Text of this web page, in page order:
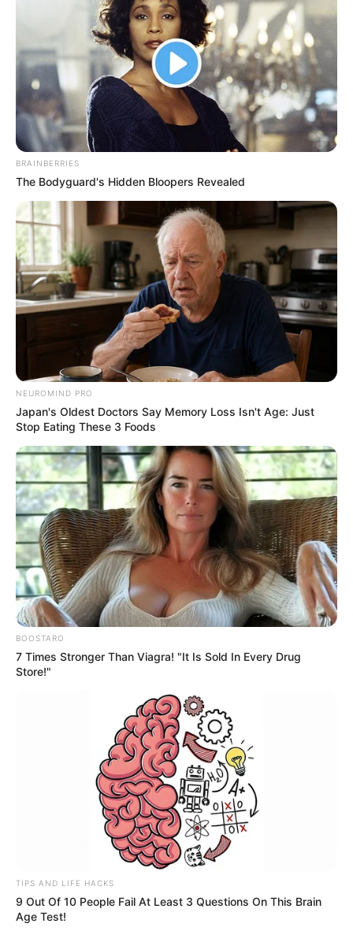
Προσθήκη τοnewstok.gr στην Google
Ανακαλύψτε περισσότερα άρθρα στα αποτελέσματα
αναζήτησης.
Το τελευταίο χρονικό διάστημα, το νέο στολίδι
του Παναθηναϊκού, στον Βοτανικό, αποκτά όλο
και περισσότερο μορφή. Όπως και ύψος. Με τις
αλλαγές να φαίνονται καθημερινά προφανώς.
Σημάδι της δουλειάς που γίνεται.
Παναθηναϊκός: Ψηλώνουν οι εξέδρες του νέου
στολιδιού στον Βοτανικό (vid)
Οπως αποτυπώνεται και από την εικόνα από το
εργοτάξιο, φαίνεται η σημαντική εξέλιξη των
έργων. Οι κατασκευαστικές εταιρείες
προχωρούν στην ανέγερση των κερκίδων. Που
σταδιακά θα διαμορφώνεται η συνολική
αρχιτεκτονική, του γηπέδου.
Διαβάστε εδώ τη συνέχεια
BRAINBERRIES
The Bodyguard's Hidden Bloopers Revealed
NEUROMIND PRO
Japan's Oldest Doctors Say Memory Loss Isn't Age: Just
Stop Eating These 3 Foods
BOOSTARO
7 Times Stronger Than Viagra! "It Is Sold In Every Drug
Store!"
TIPS AND LIFE HACKS
9 Out Of 10 People Fail At Least 3 Questions On This Brain
Age Test!